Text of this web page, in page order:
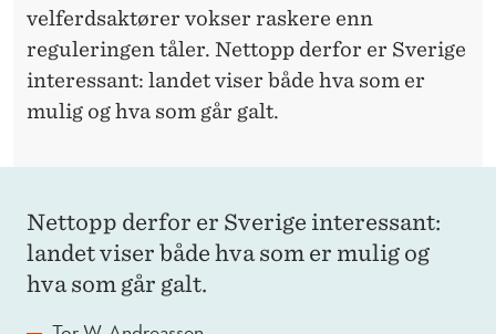
velferdsaktører vokser raskere enn
reguleringen tåler. Nettopp derfor er Sverige
interessant: landet viser både hva som er
mulig og hva som går galt.
Nettopp derfor er Sverige interessant:
landet viser både hva som er mulig og
hva som går galt.